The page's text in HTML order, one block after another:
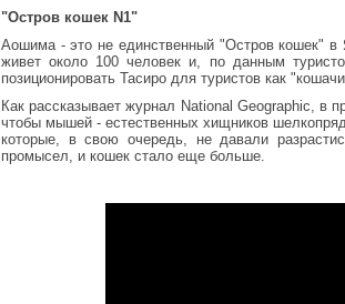
"Остров кошек N1"
Аошима - это не единственный "Остров кошек" в
живет около 100 человек и, по данным
позиционировать Тасиро для туристов как
Как рассказывает журнал National Geographic, в
чтобы мышей - естественных хищников
которые, в свою очередь, не давали
промысел, и кошек стало еще больше.